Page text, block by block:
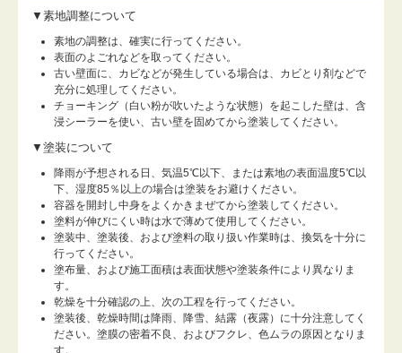
▼素地調整について
素地の調整は、確実に行ってください。
表面のよごれなどを取ってください。
古い壁面に、カビなどが発生している場合は、カビとり剤などで
充分に処理してください。
チョーキング（白い粉が吹いたような状態）を起こした壁は、含
浸シーラーを使い、古い壁を固めてから塗装してください。
▼塗装について
降雨が予想される日、気温5℃以下、または素地の表面温度5℃以
下、湿度85％以上の場合は塗装をお避けください。
容器を開封し中身をよくかきまぜてから塗装してください。
塗料が伸びにくい時は水で薄めて使用してください。
塗装中、塗装後、および塗料の取り扱い作業時は、換気を十分に
行ってください。
塗布量、および施工面積は表面状態や塗装条件により異なりま
す。
乾燥を十分確認の上、次の工程を行ってください。
塗装後、乾燥時間は降雨、降雪、結露（夜露）に十分注意してく
ださい。塗膜の密着不良、およびフクレ、色ムラの原因となりま